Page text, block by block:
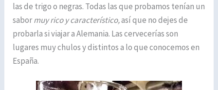
las de trigo o negras. Todas las que probamos tenían un
sabormuy rico y característico,así que no dejes de
probarla si viajar a Alemania. Las cervecerías son
lugares muy chulos y distintos a lo que conocemos en
España.